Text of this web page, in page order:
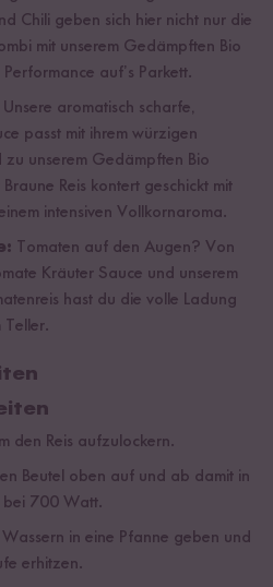
Chili geben sich hier nicht nur die
mit unserem Gedämpften Bio
auf’s Parkett.
Unsere aromatisch scharfe,
passt mit ihrem würzigen
unserem Gedämpften Bio
Reis kontert geschickt mit
intensiven Vollkornaroma.
Tomaten auf den Augen? Von
Kräuter Sauce und unserem
hast du die volle Ladung
Teller.
den Reis aufzulockern.
Beutel oben auf und ab damit in
bei 700 Watt.
Wassern in eine Pfanne geben und
erhitzen.